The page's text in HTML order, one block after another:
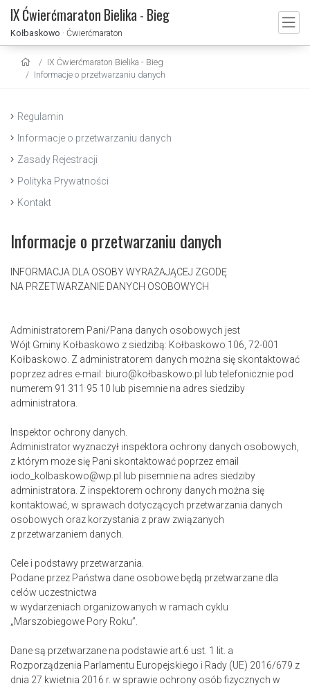
IX Ćwierćmaraton Bielika - Bieg
Kołbaskowo · Ćwierćmaraton
IX Ćwierćmaraton Bielika - Bieg
Informacje o przetwarzaniu danych
Regulamin
Informacje o przetwarzaniu danych
Zasady Rejestracji
Polityka Prywatności
Kontakt
Informacje o przetwarzaniu danych
INFORMACJA DLA OSOBY WYRAŻAJĄCEJ ZGODĘ
NA PRZETWARZANIE DANYCH OSOBOWYCH
Administratorem Pani/Pana danych osobowych jest
Wójt Gminy Kołbaskowo z siedzibą: Kołbaskowo 106, 72-001
Kołbaskowo. Z administratorem danych można się skontaktować
poprzez adres e-mail: biuro@kołbaskowo.pl lub telefonicznie pod
numerem 91 311 95 10 lub pisemnie na adres siedziby
administratora.
Inspektor ochrony danych.
Administrator wyznaczył inspektora ochrony danych osobowych,
z którym może się Pani skontaktować poprzez email
iodo_kolbaskowo@wp.pl lub pisemnie na adres siedziby
administratora. Z inspektorem ochrony danych można się
kontaktować, w sprawach dotyczących przetwarzania danych
osobowych oraz korzystania z praw związanych
z przetwarzaniem danych.
Cele i podstawy przetwarzania.
Podane przez Państwa dane osobowe będą przetwarzane dla
celów uczestnictwa
w wydarzeniach organizowanych w ramach cyklu
„Marszobiegowe Pory Roku”.
Dane są przetwarzane na podstawie art.6 ust. 1 lit. a
Rozporządzenia Parlamentu Europejskiego i Rady (UE) 2016/679 z
dnia 27 kwietnia 2016 r. w sprawie ochrony osób fizycznych w